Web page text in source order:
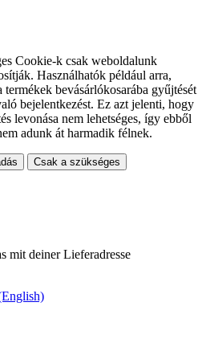
Cookie-k csak weboldalunk
Használhatók például arra,
bevásárlókosarába gyűjtését
bejelentkezést. Ez azt jelenti, hogy
levonása nem lehetséges, így ebből
adunk át harmadik félnek.
Csak a szükséges
mit deiner Lieferadresse